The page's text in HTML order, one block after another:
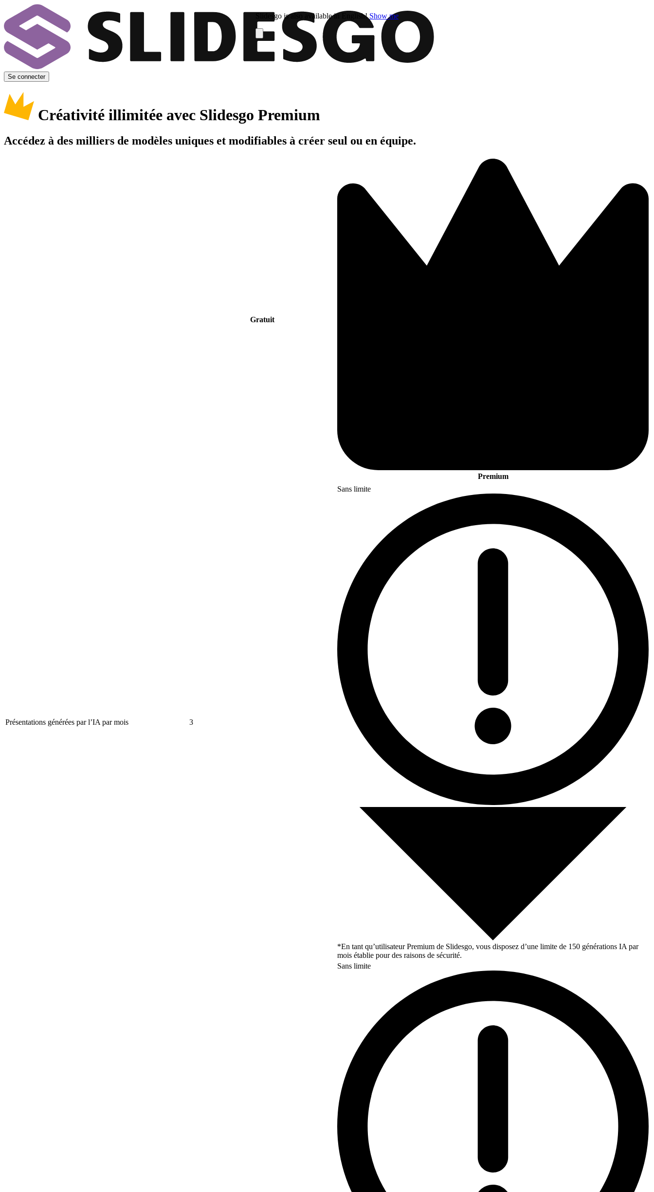
Slidesgo is also available in English! Show me
Se connecter
Créativité illimitée avec Slidesgo Premium
Accédez à des milliers de modèles uniques et modifiables à créer seul ou en équipe.
Gratuit
Premium
Présentations générées par l’IA par mois 3
Sans limite
*En tant qu’utilisateur Premium de Slidesgo, vous disposez d’une limite de 150 générations IA par
mois établie pour des raisons de sécurité.
Sans limite